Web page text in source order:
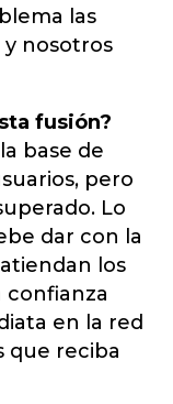
las
y nosotros
fusión?
base de
pero
Lo
dar con la
los
confianza
en la red
que reciba